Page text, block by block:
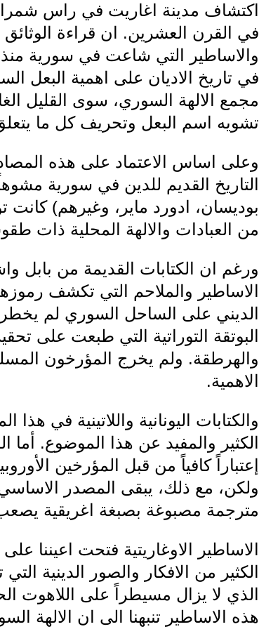
اكتشاف مدينة اغاريت في راس شمرا
في القرن العشرين. ان قراءة الوثائق
والاساطير التي شاعت في سورية
في تاريخ الاديان على اهمية البعل
مجمع الالهة السوري، سوى القليل
تشويه اسم البعل وتحريف كل ما يتعلق
وعلى اساس الاعتماد على هذه
التاريخ القديم للدين في سورية
بوديسان، ادورد ماير، وغيرهم)
من العبادات والالهة المحلية ذات
ورغم ان الكتابات القديمة من بابل
الاساطير والملاحم التي تكشف
الديني على الساحل السوري لم
البوتقة التوراتية التي طبعت على
والهرطقة. ولم يخرج المؤرخون
الاهمية.
والكتابات اليونانية واللاتينية في
الكثير والمفيد عن هذا الموضوع. أما
إعتباراً كافياً من قبل المؤرخين
ولكن، مع ذلك، يبقى المصدر
مترجمة مصبوغة بصبغة اغريقية
الاساطير الاوغاريتية فتحت اعيننا
الكثير من الافكار والصور الدينية
الذي لا يزال مسيطراً على اللاهوت
هذه الاساطير تنبهنا الى ان الالهة